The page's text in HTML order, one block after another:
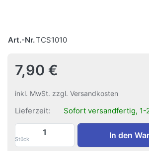
Art.-Nr.TCS1010
7,90 €
inkl. MwSt. zzgl. Versandkosten
Lieferzeit: Sofort versandfertig, 1-
Stück
Solohänger qubic
In den